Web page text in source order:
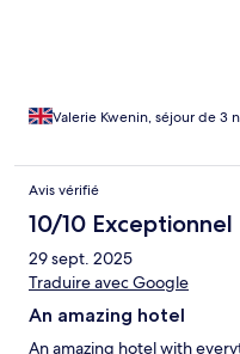
Valerie Kwenin, séjour de 3
Avis vérifié
10/10 Exceptionnel
29 sept. 2025
Traduire avec Google
An amazing hotel
An amazing hotel with